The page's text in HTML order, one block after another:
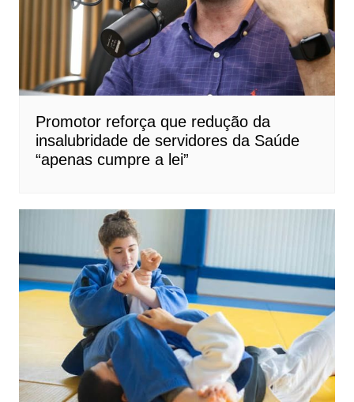
Promotor reforça que redução da
insalubridade de servidores da Saúde
“apenas cumpre a lei”